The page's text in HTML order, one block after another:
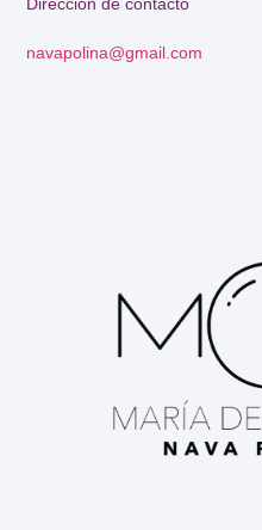
Dirección de contacto
navapolina@gmail.com